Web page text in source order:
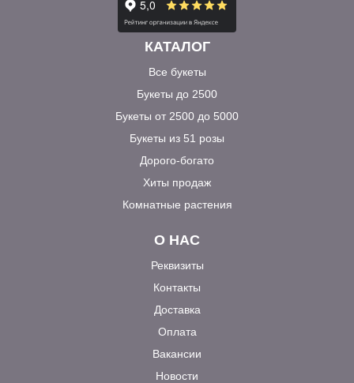
КАТАЛОГ
Все букеты
Букеты до 2500
Букеты от 2500 до 5000
Букеты из 51 розы
Дорого-богато
Хиты продаж
Комнатные растения
О НАС
Реквизиты
Контакты
Доставка
Оплата
Вакансии
Новости